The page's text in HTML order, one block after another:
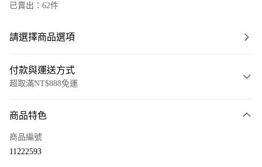
已賣出：62件
請選擇商品選項
付款與運送方式
超取滿NT$888免運
信用卡一次付款
商品特色
商品編號
11222593